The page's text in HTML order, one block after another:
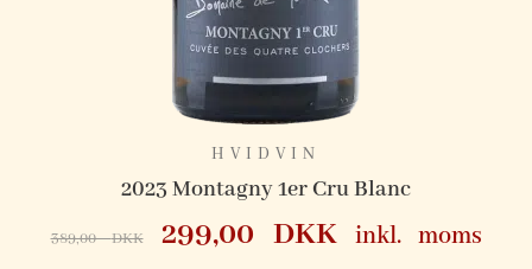
HVIDVIN
2023 Montagny 1er Cru Blanc
389,00DKK 299,00 DKK inkl. moms